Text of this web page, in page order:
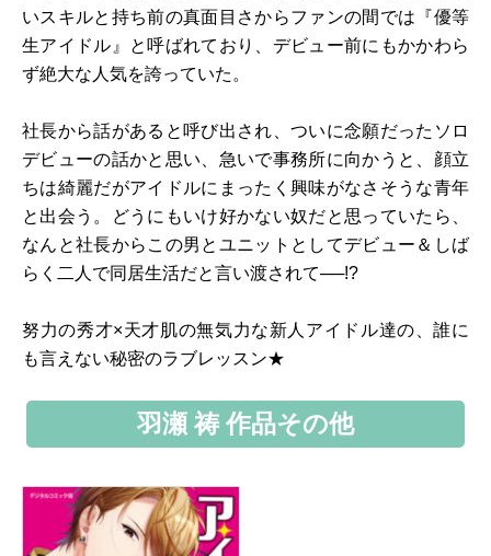
いスキルと持ち前の真面目さからファンの間では『優等
生アイドル』と呼ばれており、デビュー前にもかかわら
ず絶大な人気を誇っていた。
社長から話があると呼び出され、ついに念願だったソロ
デビューの話かと思い、急いで事務所に向かうと、顔立
ちは綺麗だがアイドルにまったく興味がなさそうな青年
と出会う。どうにもいけ好かない奴だと思っていたら、
なんと社長からこの男とユニットとしてデビュー＆しば
らく二人で同居生活だと言い渡されて──!?
努力の秀才×天才肌の無気力な新人アイドル達の、誰に
も言えない秘密のラブレッスン★
羽瀬 祷 作品その他